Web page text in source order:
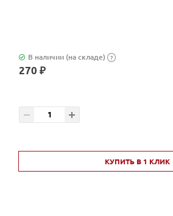
В наличии (на складе) ?
270 ₽
КУПИТЬ В 1 КЛИК